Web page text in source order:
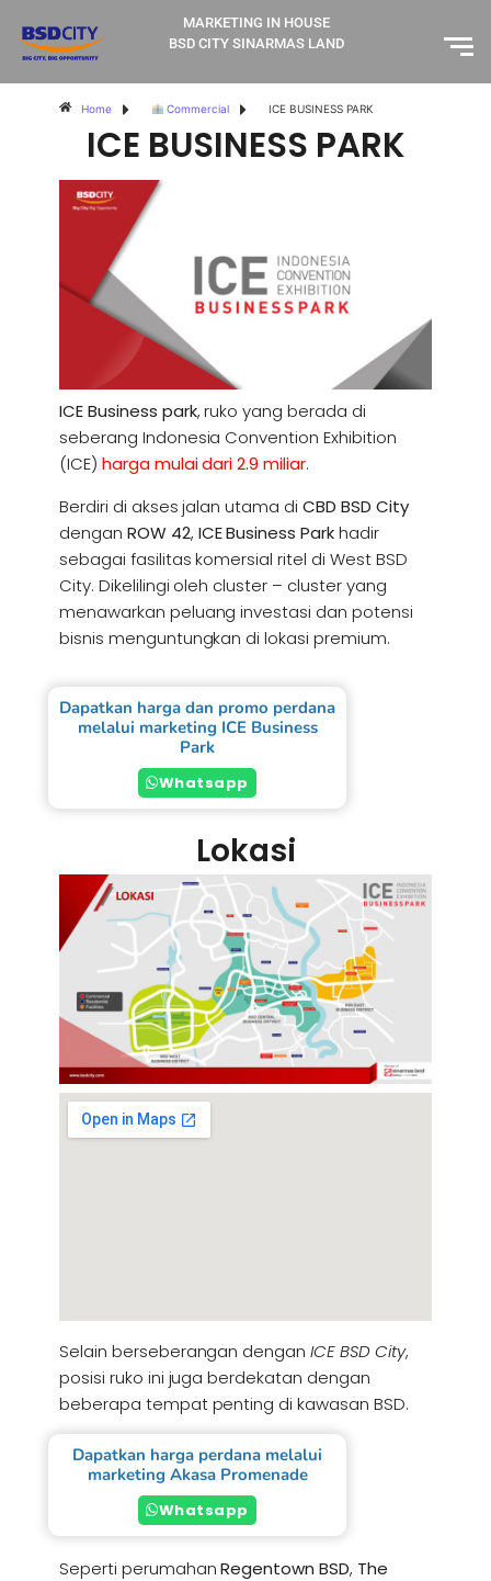
MARKETING IN HOUSE
BSD CITY SINARMAS LAND
Home Commercial ICE BUSINESS PARK
ICE BUSINESS PARK
ICE Business park, ruko yang berada di
seberang Indonesia Convention Exhibition
(ICE) harga mulai dari 2.9 miliar.
Berdiri di akses jalan utama di CBD BSD City
dengan ROW 42, ICE Business Parkhadir
sebagai fasilitas komersial ritel di West BSD
City. Dikelilingi oleh cluster – cluster yang
menawarkan peluang investasi dan potensi
bisnis menguntungkan di lokasi premium.
Dapatkan harga dan promo perdana
melalui marketing ICE Business
Park
Whatsapp
Lokasi
Selain berseberangan denganICE BSD City,
posisi ruko ini juga berdekatan dengan
beberapa tempat penting di kawasan BSD.
Dapatkan harga perdana melalui
marketing Akasa Promenade
Whatsapp
Seperti perumahanRegentown BSD, The